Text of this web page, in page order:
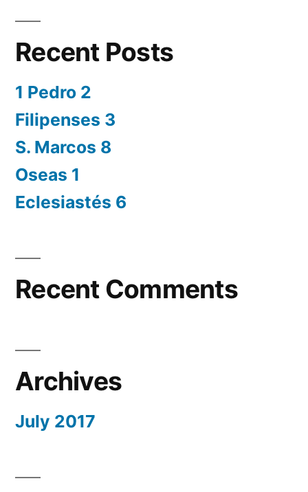
Recent Posts
1 Pedro 2
Filipenses 3
S. Marcos 8
Oseas 1
Eclesiastés 6
Recent Comments
Archives
July 2017